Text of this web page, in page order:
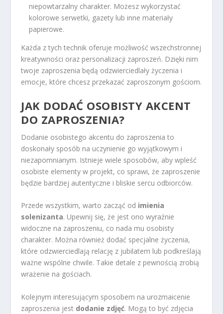
niepowtarzalny charakter. Możesz wykorzystać
kolorowe serwetki, gazety lub inne materiały
papierowe.
Każda z tych technik oferuje możliwość wszechstronnej
kreatywności oraz personalizacji zaproszeń. Dzięki nim
twoje zaproszenia będą odzwierciedlały życzenia i
emocje, które chcesz przekazać zaproszonym gościom.
JAK DODAĆ OSOBISTY AKCENT
DO ZAPROSZENIA?
Dodanie osobistego akcentu do zaproszenia to
doskonały sposób na uczynienie go wyjątkowym i
niezapomnianym. Istnieje wiele sposobów, aby wpleść
osobiste elementy w projekt, co sprawi, że zaproszenie
będzie bardziej autentyczne i bliskie sercu odbiorców.
Przede wszystkim, warto zacząć od imienia
solenizanta. Upewnij się, że jest ono wyraźnie
widoczne na zaproszeniu, co nada mu osobisty
charakter. Można również dodać specjalne życzenia,
które odzwierciedlają relację z jubilatem lub podkreślają
ważne wspólne chwile. Takie detale z pewnością zrobią
wrażenie na gościach.
Kolejnym interesującym sposobem na urozmaicenie
zaproszenia jest dodanie zdjęć. Mogą to być zdjęcia